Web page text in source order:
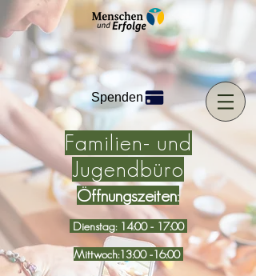
Spenden
Familien- und
Jugendbüro
Öffnungszeiten:
Dienstag: 14:00 - 17:00
Mittwoch:13:00 -16:00